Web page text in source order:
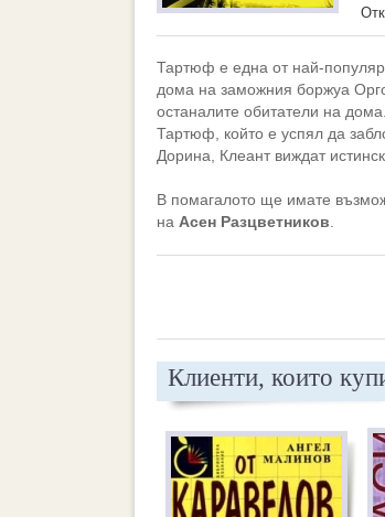
Тартюф е една от най-
дома на заможния боржуа
останалите обитатели на
Тартюф, който е успял да
Дорина, Клеант виждат
В помагалото ще имате
на Асен Разцветников
Клиенти, които